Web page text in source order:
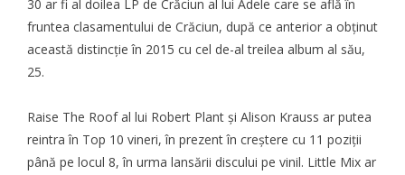
30 ar fi al doilea LP de Crăciun al lui Adele care se află în
fruntea clasamentului de Crăciun, după ce anterior a obținut
această distincție în 2015 cu cel de-al treilea album al său,
25.
Raise The Roof al lui Robert Plant și Alison Krauss ar putea
reintra în Top 10 vineri, în prezent în creștere cu 11 poziții
până pe locul 8, în urma lansării discului pe vinil. Little Mix ar